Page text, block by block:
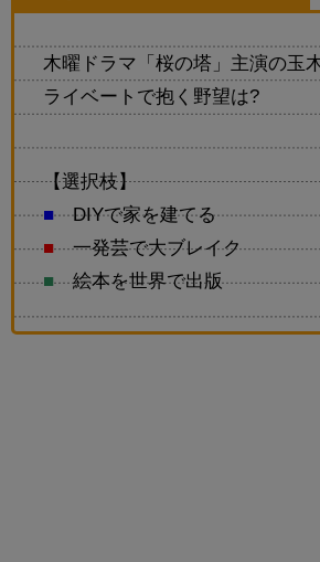
木曜ドラマ「桜の塔」主演の玉
ライベートで抱く野望は?
【選択枝】
■DIYで家を建てる
■一発芸で大ブレイク
■絵本を世界で出版